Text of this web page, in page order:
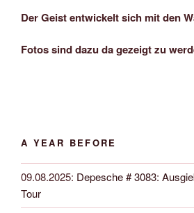
Der Geist entwickelt sich mit den
Fotos sind dazu da gezeigt zu
A YEAR BEFORE
09.08.2025: Depesche # 3083:
Tour